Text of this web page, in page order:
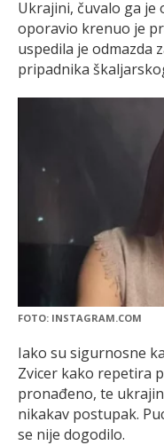
Ukrajini, čuvalo ga je
oporavio krenuo je
uspedila je odmazda
pripadnika
FOTO: INSTAGRAM.COM
Iako su sigurnosne
Zvicer kako repetira
pronađeno, te
nikakav postupak.
se nije dogodilo.